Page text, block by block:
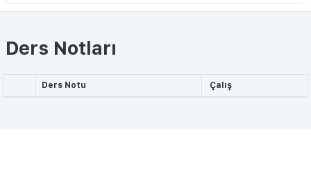
Ders Notları
Ders Notu Çalış